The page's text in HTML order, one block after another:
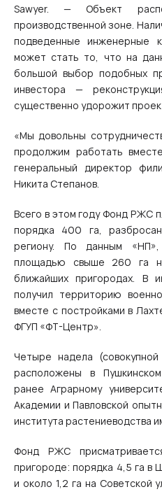
Sawyer. — Объект
производственной зоне.
подведенные инженерные
может стать то, что на
большой выбор подобных
инвестора —
существенно удорожит
«Мы довольны
продолжим работать
генеральный директор
Никита Степанов.
Всего в этом году Фонд РЖС
порядка 400 га,
региону. По данным
площадью свыше 260 га
ближайших пригородах. В
получил территорию
вместе с постройками в
ФГУП «ФТ-Центр».
Четыре надела
расположены в
ранее Аграрному
Академии и Павловской
института растениеводства
Фонд РЖС
пригороде: порядка 4,5 га в
и около 1,2 га на Советской